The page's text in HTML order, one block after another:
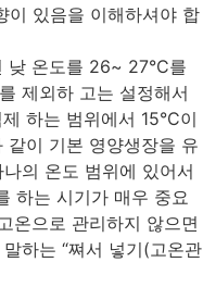
이 있음을 이해하셔야 합
낮 온도를 26~ 27°C를
제외하 고는 설정해서
하는 범위에서 15°C이
같이 기본 영양생장을 유
의 온도 범위에 있어서
하는 시기가 매우 중요
온으로 관리하지 않으면
하는 “쪄서 넣기(고온관